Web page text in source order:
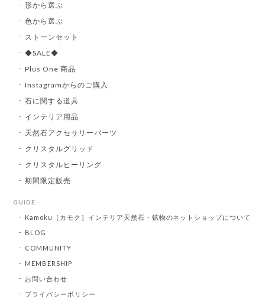
形から選ぶ
色から選ぶ
ストーンセット
◆SALE◆
Plus One 商品
Instagramからのご購入
石に関する道具
インテリア用品
天然石アクセサリーパーツ
クリスタルグリッド
クリスタルヒーリング
期間限定販売
GUIDE
Kamoku［カモク］インテリア天然石・鉱物のネットショップについて
BLOG
COMMUNITY
MEMBERSHIP
お問い合わせ
プライバシーポリシー